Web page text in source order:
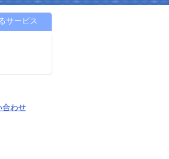
サービス
合わせ